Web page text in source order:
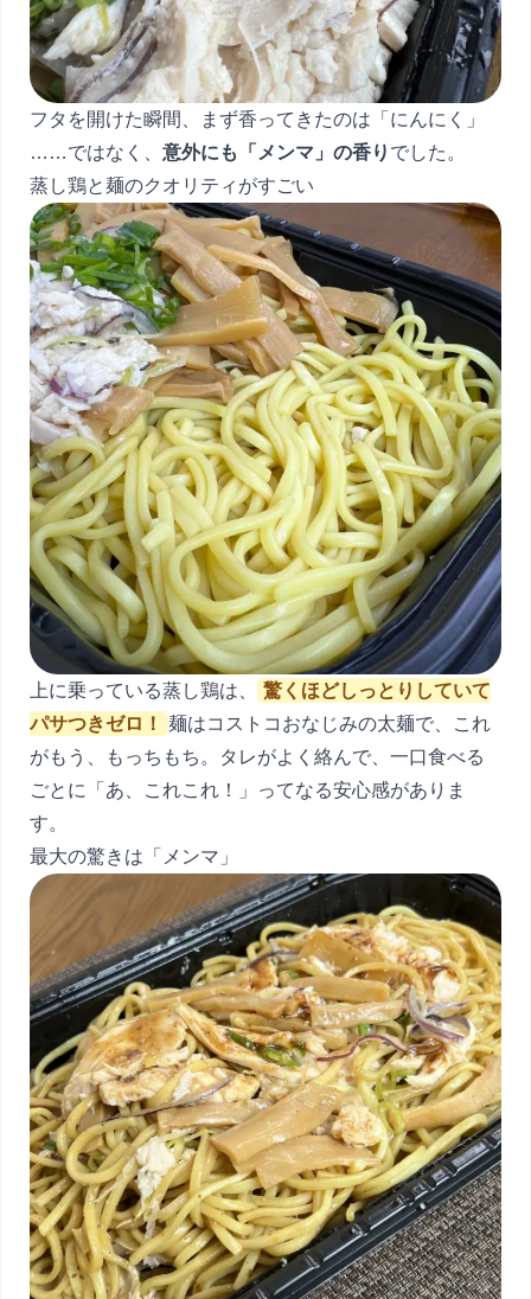
フタを開けた瞬間、まず香ってきたのは「にんにく」
……ではなく、 意外にも「メンマ」の香り でした。
蒸し鶏と麺のクオリティがすごい
上に乗っている蒸し鶏は、
驚くほどしっとりしていて
パサつきゼロ！
麺はコストコおなじみの太麺で、これ
がもう、もっちもち。タレがよく絡んで、一口食べる
ごとに「あ、これこれ！」ってなる安心感がありま
す。
最大の驚きは「メンマ」